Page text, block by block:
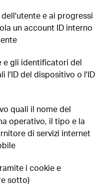
e ai progressi
un account ID interno
e gli identificatori del
l'ID del dispositivo o l'ID
quali il nome del
operativo, il tipo e la
di servizi internet
i cookie e
sotto)